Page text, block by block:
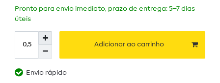
Pronto para envio imediato, prazo de entrega: 5–7 dias
úteis
Adicionar ao carrinho
Envio rápido